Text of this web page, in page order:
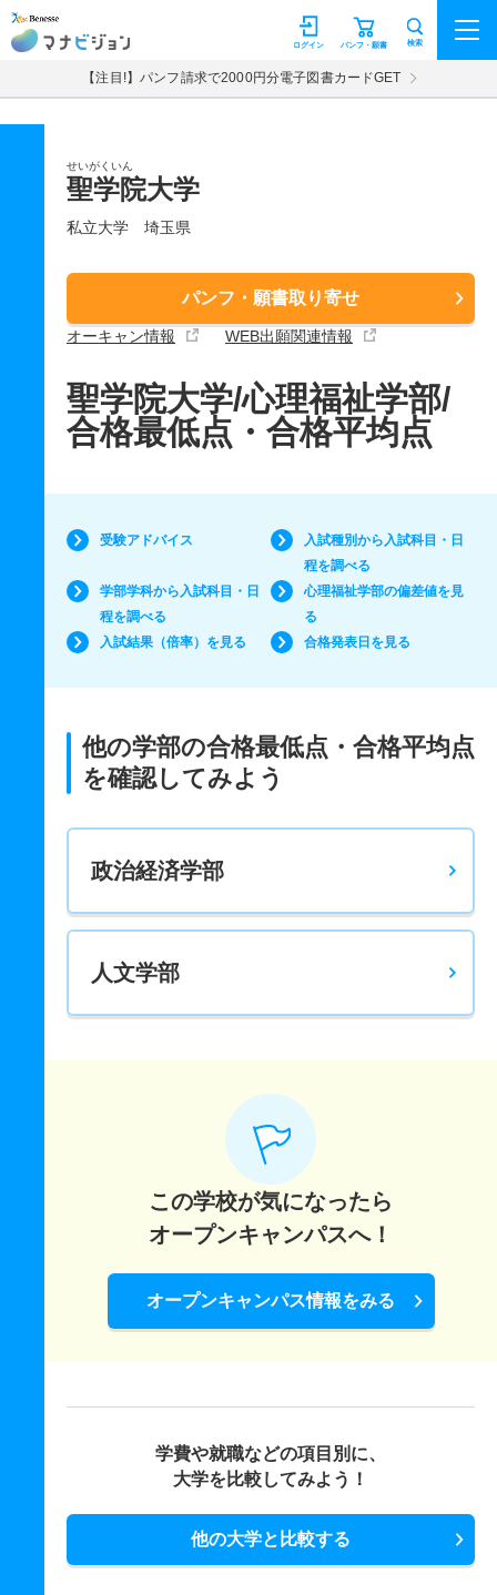
マナビジョン パンフ・願書
ログイン 検索
【注目!】パンフ請求で2000円分電子図書カードGET
せいがくいん
聖学院大学
私立大学 埼玉県
パンフ・願書取り寄せ
オーキャン情報 WEB出願関連情報
聖学院大学/心理福祉学部/
合格最低点・合格平均点
受験アドバイス
入試種別から入試科目・日
程を調べる
学部学科から入試科目・日
程を調べる
心理福祉学部の偏差値を見
る
入試結果（倍率）を見る
合格発表日を見る
他の学部の合格最低点・合格平均点
を確認してみよう
政治経済学部
人文学部
この学校が気になったら
オープンキャンパスへ！
オープンキャンパス情報をみる
学費や就職などの項目別に、
大学を比較してみよう！
他の大学と比較する